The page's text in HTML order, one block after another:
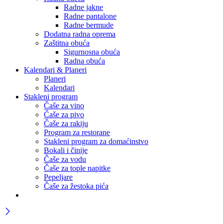
Radne jakne
Radne pantalone
Radne bermude
Dodatna radna oprema
Zaštitna obuća
Sigurnosna obuća
Radna obuća
Kalendari & Planeri
Planeri
Kalendari
Stakleni program
Čaše za vino
Čaše za pivo
Čaše za rakiju
Program za restorane
Stakleni program za domaćinstvo
Bokali i činije
Čaše za vodu
Čaše za tople napitke
Pepeljare
Čaše za žestoka pića